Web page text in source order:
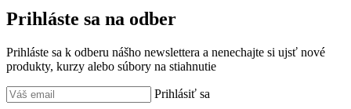
Prihláste sa na odber
Prihláste sa k odberu nášho newslettera a nenechajte si ujsť nové
produkty, kurzy alebo súbory na stiahnutie
Prihlásiť sa